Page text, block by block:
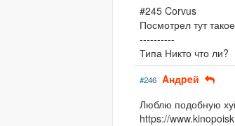
#245 Corvus
Посмотрел тут
----------
Типа Никто что ли?
#246 Aндpeй
Люблю подобную
https://